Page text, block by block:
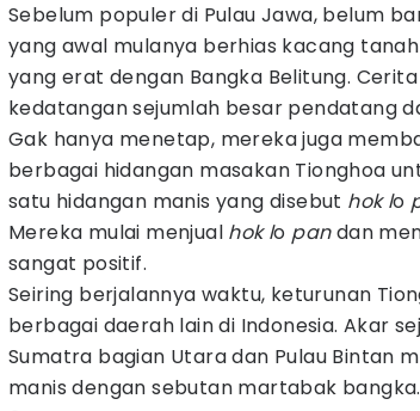
Sebelum populer di Pulau Jawa, belum
yang awal mulanya berhias kacang
yang erat dengan Bangka Belitung.
kedatangan sejumlah besar pendatang
Gak hanya menetap, mereka juga
berbagai hidangan masakan Tionghoa
satu hidangan manis yang disebut hok lo
Mereka mulai menjual hok lo pandan
sangat positif.
Seiring berjalannya waktu, keturunan
berbagai daerah lain di Indonesia. Akar
Sumatra bagian Utara dan Pulau Bintan
manis dengan sebutan martabak bangka.